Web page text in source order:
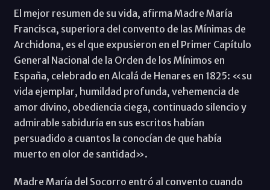
El mejor resumen de su vida, afirma Madre María
Francisca, superiora del convento de las Mínimas de
Archidona, es el que expusieron en el Primer Capítulo
General Nacional de la Orden de los Mínimos en
España, celebrado en Alcalá de Henares en 1825: «su
vida ejemplar, humildad profunda, vehemencia de
amor divino, obediencia ciega, continuado silencio y
admirable sabiduría en sus escritos habían
persuadido a cuantos la conocían de que había
muerto en olor de santidad».
Madre María del Socorro entró al convento cuando